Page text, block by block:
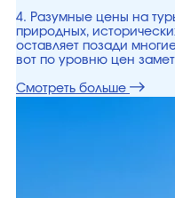
4. Разумные цены на
природных,
оставляет позади
вот по уровню цен
Смотреть больше